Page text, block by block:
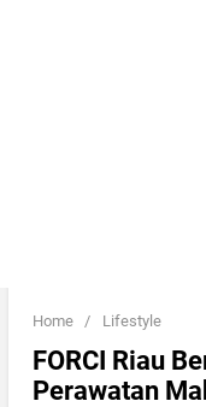
Home / Lifestyle
FORCI Riau
Perawatan